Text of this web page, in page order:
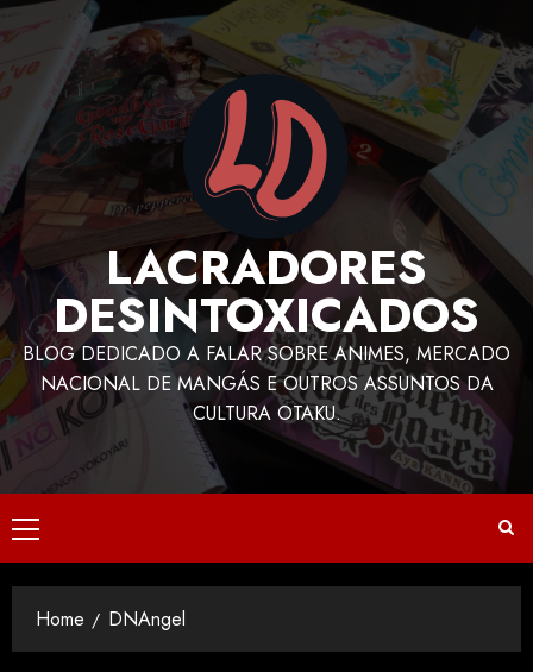
LACRADORES
DESINTOXICADOS
BLOG DEDICADO A FALAR SOBRE ANIMES, MERCADO
NACIONAL DE MANGÁS E OUTROS ASSUNTOS DA
CULTURA OTAKU.
Home DNAngel